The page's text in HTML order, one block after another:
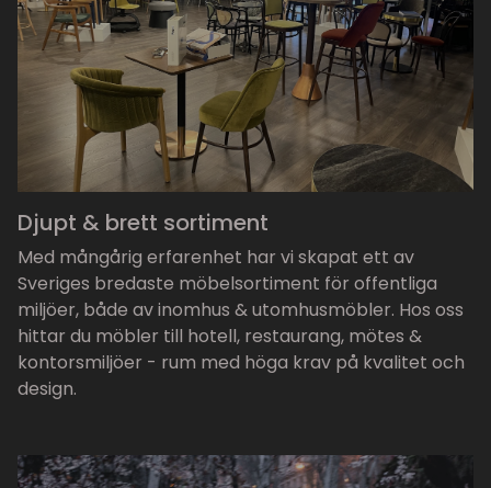
Djupt & brett sortiment
Med mångårig erfarenhet har vi skapat ett av
Sveriges bredaste möbelsortiment för offentliga
miljöer, både av inomhus & utomhusmöbler. Hos oss
hittar du möbler till hotell, restaurang, mötes &
kontorsmiljöer - rum med höga krav på kvalitet och
design.